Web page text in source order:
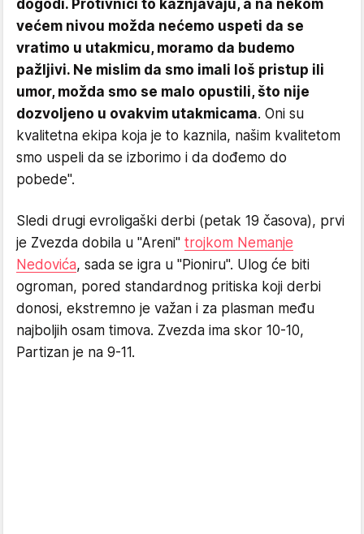
dogodi. Protivnici to kažnjavaju, a na nekom
većem nivou možda nećemo uspeti da se
vratimo u utakmicu, moramo da budemo
pažljivi. Ne mislim da smo imali loš pristup ili
umor, možda smo se malo opustili, što nije
dozvoljeno u ovakvim utakmicama. Oni su
kvalitetna ekipa koja je to kaznila, našim kvalitetom
smo uspeli da se izborimo i da dođemo do
pobede".
Sledi drugi evroligaški derbi (petak 19 časova), prvi
je Zvezda dobila u "Areni" trojkom Nemanje
Nedovića, sada se igra u "Pioniru". Ulog će biti
ogroman, pored standardnog pritiska koji derbi
donosi, ekstremno je važan i za plasman među
najboljih osam timova. Zvezda ima skor 10-10,
Partizan je na 9-11.